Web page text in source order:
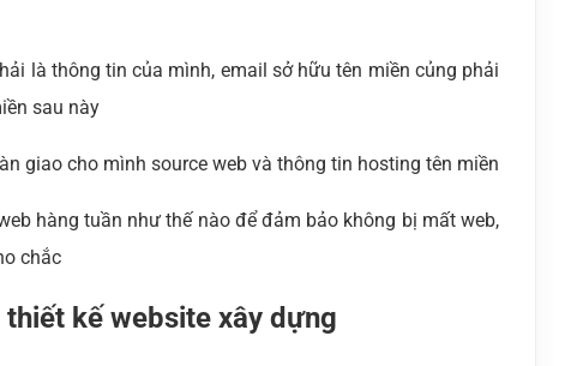
là thông tin của mình, email sở hữu tên miền củng phải
sau này
giao cho mình source web và thông tin hosting tên miền
hàng tuần như thế nào để đảm bảo không bị mất web,
chắc
kế website xây dựng